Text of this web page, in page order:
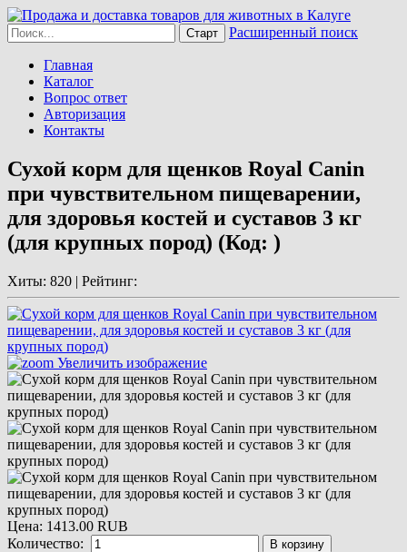
Расширенный поиск
Главная
Каталог
Вопрос ответ
Авторизация
Контакты
Сухой корм для щенков Royal Canin
при чувствительном пищеварении,
для здоровья костей и суставов 3 кг
(для крупных пород) (Код: )
Хиты: 820 | Рейтинг:
Увеличить изображение
Цена: 1413.00 RUB
Количество:
В корзину